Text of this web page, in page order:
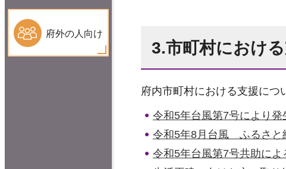
府外の人向け
3.市町村におけ
府内市町村における支援につ
令和5年台風第7号により発
令和5年8月台風 ふるさと
令和5年台風第7号共助によ